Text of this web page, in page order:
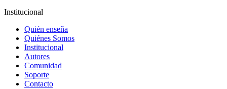
Institucional
Quién enseña
Quiénes Somos
Institucional
Autores
Comunidad
Soporte
Contacto